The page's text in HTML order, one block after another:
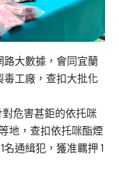
路大數據，會同宜蘭
工廠，查扣大批化
危害甚鉅的依托咪
地，查扣依托咪酯煙
通緝犯，獲准羈押 1